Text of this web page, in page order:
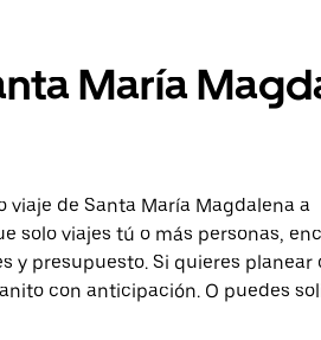
María
viaje de Santa María Magdalena a
solo viajes tú o más personas,
y presupuesto. Si quieres
con anticipación. O puedes